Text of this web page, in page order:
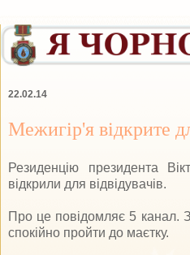
22.02.14
Межигір'я відкрите
Резиденцію президента
відкрили для відвідувачів.
Про це повідомляє 5 канал.
спокійно пройти до маєтку.